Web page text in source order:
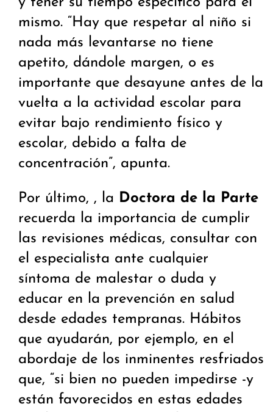
mismo. “Hay que respetar al niño si
nada más levantarse no tiene
apetito, dándole margen, o es
importante que desayune antes de la
vuelta a la actividad escolar para
evitar bajo rendimiento físico y
escolar, debido a falta de
concentración”, apunta.
Por último, , la Doctora de la Parte
recuerda la importancia de cumplir
las revisiones médicas, consultar con
el especialista ante cualquier
síntoma de malestar o duda y
educar en la prevención en salud
desde edades tempranas. Hábitos
que ayudarán, por ejemplo, en el
abordaje de los inminentes resfriados
que, “si bien no pueden impedirse -y
están favorecidos en estas edades